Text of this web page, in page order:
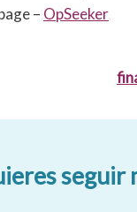
– OpSeeker
seguir